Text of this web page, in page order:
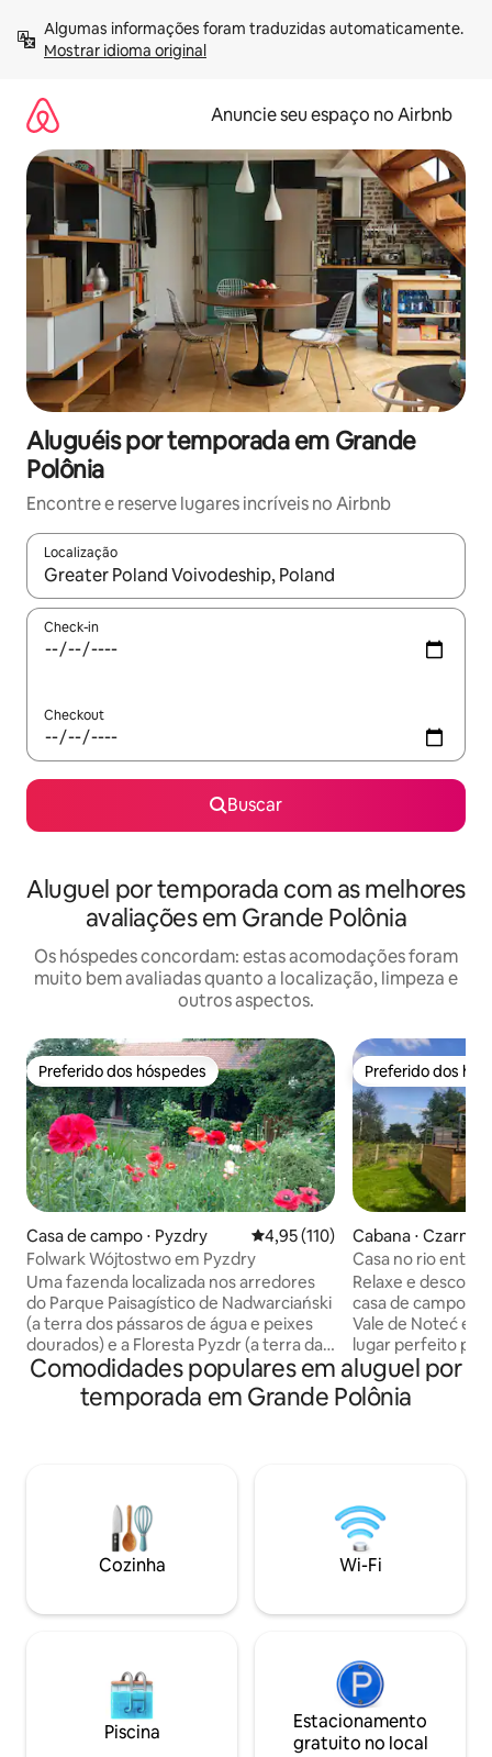
para
Mostrar idioma original
Anuncie seu espaço no Airbnb
Aluguéis por temporada em Grande
Polônia
Encontre e reserve lugares incríveis no Airbnb
Localização
Quando os resultados estiverem disponíveis, explore-os
Check-in
Checkout
Buscar
Aluguel por temporada com as melhores
avaliações em Grande Polônia
Os hóspedes concordam: estas acomodações foram
muito bem avaliadas quanto a localização, limpeza e
outros aspectos.
Preferido dos hóspedes
Preferido dos hóspedes
Casa de campo ⋅ Pyzdry 4,95 de uma avaliação média de
4,95 (110)
Folwark Wójtostwo em Pyzdry
Uma fazenda localizada nos arredores
do Parque Paisagístico de Nadwarciański
(a terra dos pássaros de água e peixes
dourados) e a Floresta Pyzdr (a terra das
"casas de ferro"). É da Idade Média e seu
nome: "o Wojtostwo" é histórico. Em
1904, fazia parte do general. H.
informações completas sobre a região.
O embarque é possível. Estacionamento
gratuito. Animais de estimação são
permitidos por uma taxa de 50 zł por
Preferido dos
Preferido dos
Cabana ⋅
Casa no rio entre
Noteć
Relaxe e
casa de campo
Vale de Noteć e
lugar perfeito
agitação de uma
por um rio de
morena. A casa é
passeios de bicicleta. À beira do
pescadores
pescando belos
que gostam de
Comodidades populares em aluguel por
temporada em Grande Polônia
Cozinha Wi-Fi
Piscina
Estacionamento
gratuito no local